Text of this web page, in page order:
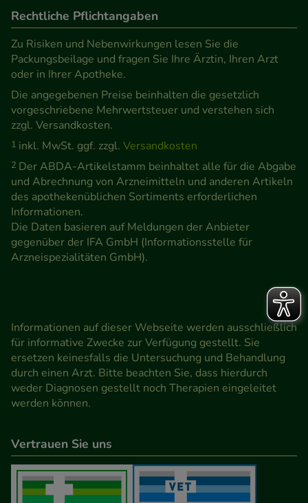
teilweise an Dritte wie z.B. Google oder soziale
Medien übertragen werden.
Rechtliche Pflichtangaben
Zu Risiken und Nebenwirkungen lesen Sie die
Packungsbeilage und fragen Sie Ihre Ärztin, Ihren Arzt
oder in Ihrer Apotheke.
Die angegebenen Preise beinhalten die gesetzlich
vorgeschriebene Mehrwertsteuer und verstehen sich
zzgl. Versandkosten.
1 inkl. MwSt. ggf. zzgl. Versandkosten
2 Der ABDA-Artikelstamm beinhaltet alle für die Abgabe
und Abrechnung von Arzneimitteln und anderen Artikeln
des apothekenüblichen Sortiments erforderlichen
Informationen.
Die Daten basieren auf Meldungen der Anbieter
gegenüber der IFA GmbH (Informationsstelle für
Arzneispezialitäten GmbH).
Informationen auf dieser Webseite werden ausschließlich
für informative Zwecke zur Verfügung gestellt. Sie
ersetzen keinesfalls die Untersuchung und Behandlung
durch einen Arzt. Bitte beachten Sie, dass hierdurch
weder Diagnosen gestellt noch Therapien eingeleitet
werden können.
Vertrauen Sie uns